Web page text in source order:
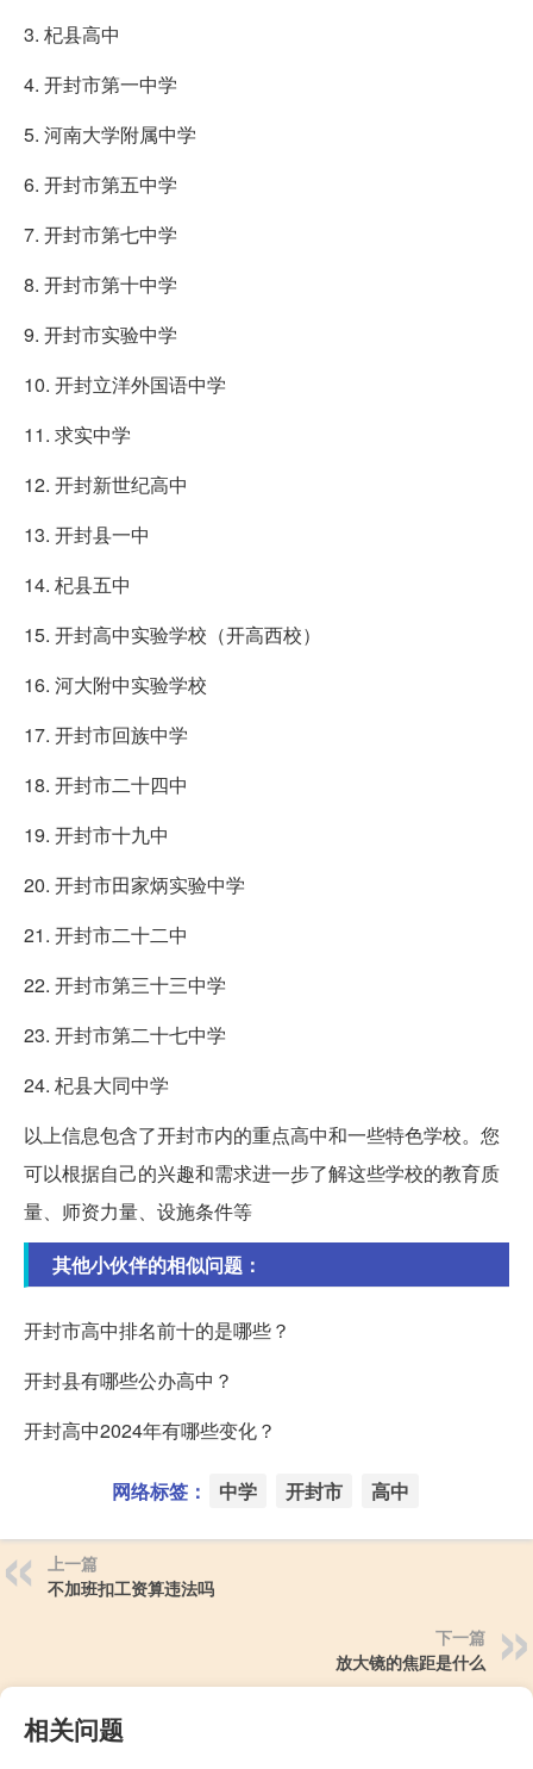
3. 杞县高中
4. 开封市第一中学
5. 河南大学附属中学
6. 开封市第五中学
7. 开封市第七中学
8. 开封市第十中学
9. 开封市实验中学
10. 开封立洋外国语中学
11. 求实中学
12. 开封新世纪高中
13. 开封县一中
14. 杞县五中
15. 开封高中实验学校（开高西校）
16. 河大附中实验学校
17. 开封市回族中学
18. 开封市二十四中
19. 开封市十九中
20. 开封市田家炳实验中学
21. 开封市二十二中
22. 开封市第三十三中学
23. 开封市第二十七中学
24. 杞县大同中学
以上信息包含了开封市内的重点高中和一些特色学校。您
可以根据自己的兴趣和需求进一步了解这些学校的教育质
量、师资力量、设施条件等
其他小伙伴的相似问题：
开封市高中排名前十的是哪些？
开封县有哪些公办高中？
开封高中2024年有哪些变化？
网络标签： 中学 开封市 高中
上一篇
不加班扣工资算违法吗
下一篇
放大镜的焦距是什么
相关问题